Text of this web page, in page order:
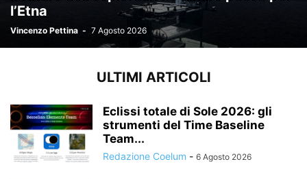
l’Etna
Vincenzo Pettina - 7 Agosto 2026
ULTIMI ARTICOLI
Eclissi totale di Sole 2026: gli
strumenti del Time Baseline
Team...
Redazione Coelum - 6 Agosto 2026